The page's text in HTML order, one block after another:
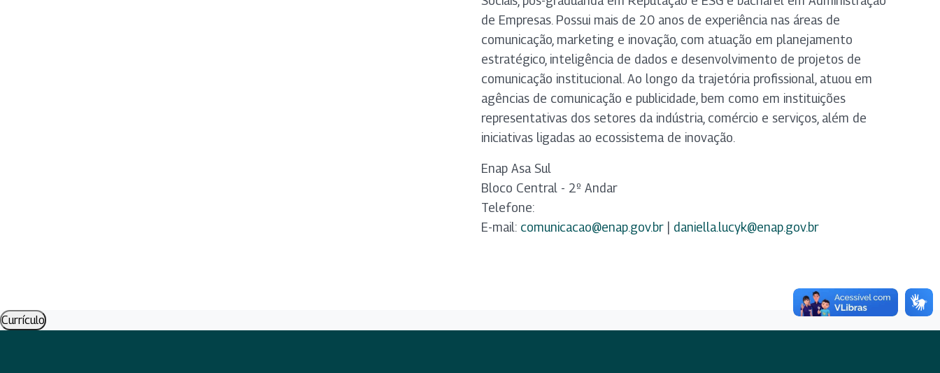
de Empresas. Possui mais de 20 anos de experiência nas áreas de
comunicação, marketing e inovação, com atuação em planejamento
estratégico, inteligência de dados e desenvolvimento de projetos de
comunicação institucional. Ao longo da trajetória profissional, atuou em
agências de comunicação e publicidade, bem como em instituições
representativas dos setores da indústria, comércio e serviços, além de
iniciativas ligadas ao ecossistema de inovação.
Enap Asa Sul
Bloco Central - 2º Andar
Telefone:
E-mail: comunicacao@enap.gov.br daniella.lucyk@enap.gov.br
Currículo